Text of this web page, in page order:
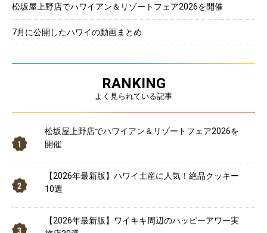
松坂屋上野店でハワイアン＆リゾートフェア2026を開催
7月に公開したハワイの動画まとめ
RANKING
よく見られている記事
松坂屋上野店でハワイアン＆リゾートフェア2026を
開催
【2026年最新版】ハワイ土産に人気！絶品クッキー
10選
【2026年最新版】ワイキキ周辺のハッピーアワー実